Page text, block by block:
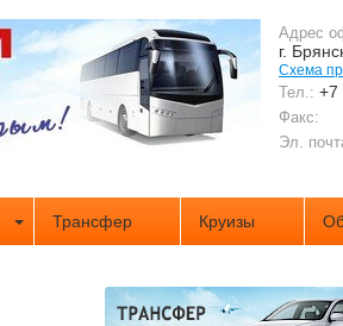
Адрес
г.
Схема
Тел.: +7
Факс:
Эл.
Трансфер Круизы